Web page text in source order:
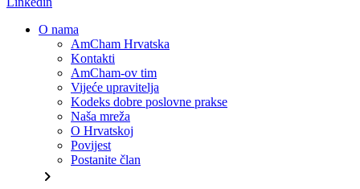
O nama
AmCham Hrvatska
Kontakti
AmCham-ov tim
Vijeće upravitelja
Kodeks dobre poslovne prakse
Naša mreža
O Hrvatskoj
Povijest
Postanite član
chevron_right